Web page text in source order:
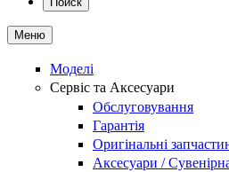
Меню
Моделі
Сервіс та Аксесуари
Обслуговування
Гарантія
Оригінальні
Аксесуари /